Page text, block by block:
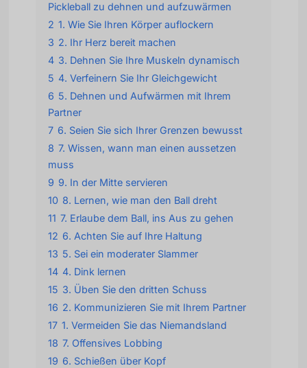
Pickleball zu dehnen und aufzuwärmen
2 1. Wie Sie Ihren Körper auflockern
3 2. Ihr Herz bereit machen
4 3. Dehnen Sie Ihre Muskeln dynamisch
5 4. Verfeinern Sie Ihr Gleichgewicht
6 5. Dehnen und Aufwärmen mit Ihrem
Partner
7 6. Seien Sie sich Ihrer Grenzen bewusst
8 7. Wissen, wann man einen aussetzen
muss
9 9. In der Mitte servieren
10 8. Lernen, wie man den Ball dreht
11 7. Erlaube dem Ball, ins Aus zu gehen
12 6. Achten Sie auf Ihre Haltung
13 5. Sei ein moderater Slammer
14 4. Dink lernen
15 3. Üben Sie den dritten Schuss
16 2. Kommunizieren Sie mit Ihrem Partner
17 1. Vermeiden Sie das Niemandsland
18 7. Offensives Lobbing
19 6. Schießen über Kopf